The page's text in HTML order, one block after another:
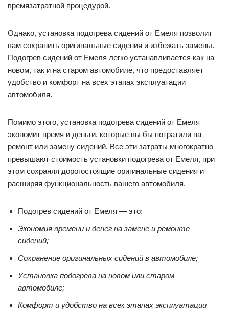
времязатратной процедурой.
Однако, установка подогрева сидений от Емеля позволит
вам сохранить оригинальные сидения и избежать замены.
Подогрев сидений от Емеля легко устанавливается как на
новом, так и на старом автомобиле, что предоставляет
удобство и комфорт на всех этапах эксплуатации
автомобиля.
Помимо этого, установка подогрева сидений от Емеля
экономит время и деньги, которые вы бы потратили на
ремонт или замену сидений. Все эти затраты многократно
превышают стоимость установки подогрева от Емеля, при
этом сохраняя дорогостоящие оригинальные сидения и
расширяя функциональность вашего автомобиля.
Подогрев сидений от Емеля — это:
Экономия времени и денег на замене и ремонте
сидений;
Сохранение оригинальных сидений в автомобиле;
Установка подогрева на новом или старом
автомобиле;
Комфорт и удобство на всех этапах эксплуатации